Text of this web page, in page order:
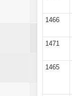
1466
1471
1465